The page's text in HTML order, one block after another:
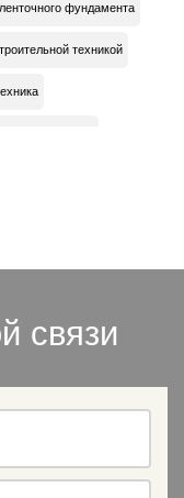
фундамента
техникой
связи